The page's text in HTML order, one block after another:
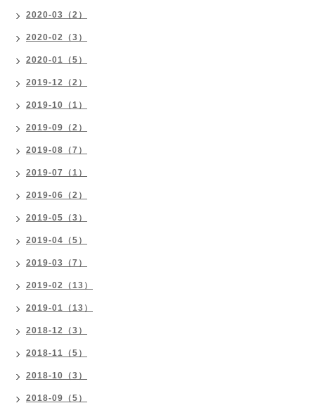
2020-03（2）
2020-02（3）
2020-01（5）
2019-12（2）
2019-10（1）
2019-09（2）
2019-08（7）
2019-07（1）
2019-06（2）
2019-05（3）
2019-04（5）
2019-03（7）
2019-02（13）
2019-01（13）
2018-12（3）
2018-11（5）
2018-10（3）
2018-09（5）